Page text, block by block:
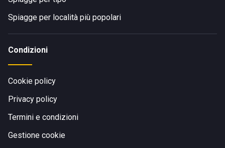
Spiagge per località più popolari
Condizioni
Cookie policy
Privacy policy
Termini e condizioni
Gestione cookie